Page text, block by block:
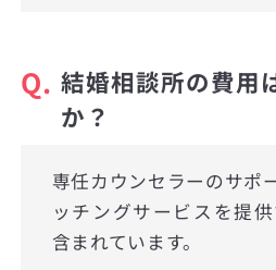
Q. 結婚相談所の費用
か？
専任カウンセラーのサポ
ッチングサービスを提
含まれています。